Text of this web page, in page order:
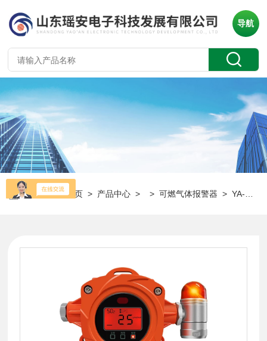
导航
当前位置：首页 > 产品中心 > >可燃气体报警器 > YA-D300瑶安可燃气体报警仪 可燃气体均可测